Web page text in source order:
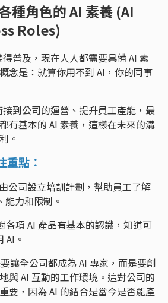
種角色的 AI 素養 (AI
Roles)
普及，現在人人都需要具備 AI 素
念是：就算你用不到 AI，你的同事
到公司的運營、提升員工產能，最
有基本的 AI 素養，這樣在未來的溝
。
重點：
由公司設立培訓計劃，幫助員工了解
能力和限制。
各項 AI 產品有基本的認識，知道可
AI。
讓全公司都成為 AI 專家，而是要創
與 AI 互動的工作環境。這對公司的
要，因為 AI 的結合是當今是否能產